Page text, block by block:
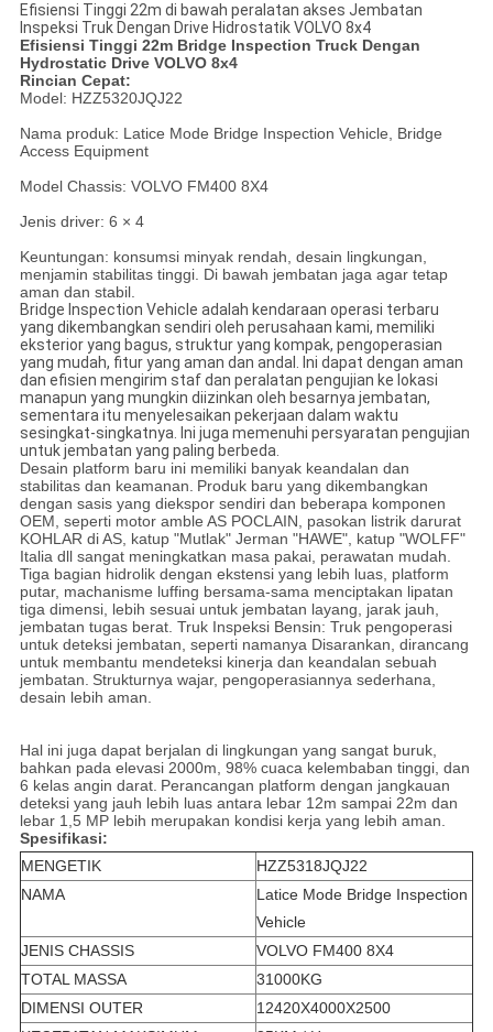
Efisiensi Tinggi 22m di bawah peralatan akses Jembatan
Inspeksi Truk Dengan Drive Hidrostatik VOLVO 8x4
Efisiensi Tinggi 22m Bridge Inspection Truck Dengan
Hydrostatic Drive VOLVO 8x4
Rincian Cepat:
Model: HZZ5320JQJ22
Nama produk: Latice Mode Bridge Inspection Vehicle, Bridge
Access Equipment
Model Chassis: VOLVO FM400 8X4
Jenis driver: 6 × 4
Keuntungan: konsumsi minyak rendah, desain lingkungan,
menjamin stabilitas tinggi. Di bawah jembatan jaga agar tetap
aman dan stabil.
Bridge Inspection Vehicle adalah kendaraan operasi terbaru
yang dikembangkan sendiri oleh perusahaan kami, memiliki
eksterior yang bagus, struktur yang kompak, pengoperasian
yang mudah, fitur yang aman dan andal. Ini dapat dengan aman
dan efisien mengirim staf dan peralatan pengujian ke lokasi
manapun yang mungkin diizinkan oleh besarnya jembatan,
sementara itu menyelesaikan pekerjaan dalam waktu
sesingkat-singkatnya. Ini juga memenuhi persyaratan pengujian
untuk jembatan yang paling berbeda.
Desain platform baru ini memiliki banyak keandalan dan
stabilitas dan keamanan. Produk baru yang dikembangkan
dengan sasis yang diekspor sendiri dan beberapa komponen
OEM, seperti motor amble AS POCLAIN, pasokan listrik darurat
KOHLAR di AS, katup "Mutlak" Jerman "HAWE", katup "WOLFF"
Italia dll sangat meningkatkan masa pakai, perawatan mudah.
Tiga bagian hidrolik dengan ekstensi yang lebih luas, platform
putar, machanisme luffing bersama-sama menciptakan lipatan
tiga dimensi, lebih sesuai untuk jembatan layang, jarak jauh,
jembatan tugas berat. Truk Inspeksi Bensin: Truk pengoperasi
untuk deteksi jembatan, seperti namanya Disarankan, dirancang
untuk membantu mendeteksi kinerja dan keandalan sebuah
jembatan. Strukturnya wajar, pengoperasiannya sederhana,
desain lebih aman.
Hal ini juga dapat berjalan di lingkungan yang sangat buruk,
bahkan pada elevasi 2000m, 98% cuaca kelembaban tinggi, dan
6 kelas angin darat. Perancangan platform dengan jangkauan
deteksi yang jauh lebih luas antara lebar 12m sampai 22m dan
lebar 1,5 MP lebih merupakan kondisi kerja yang lebih aman.
Spesifikasi:
MENGETIK
HZZ5318JQJ22
NAMA
Latice Mode Bridge Inspection
Vehicle
JENIS CHASSIS
VOLVO FM400 8X4
TOTAL MASSA
31000KG
DIMENSI OUTER
12420X4000X2500